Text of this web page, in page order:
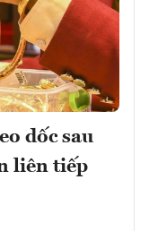
dốc sau
liên tiếp